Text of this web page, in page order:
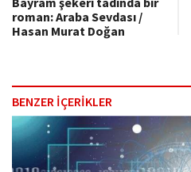
roman: Araba Sevdası /
Hasan Murat Doğan
BENZER İÇERİKLER